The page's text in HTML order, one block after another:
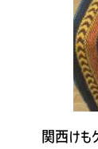
関西け